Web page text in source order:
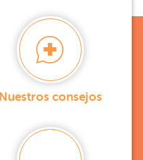
Nuestros consejos